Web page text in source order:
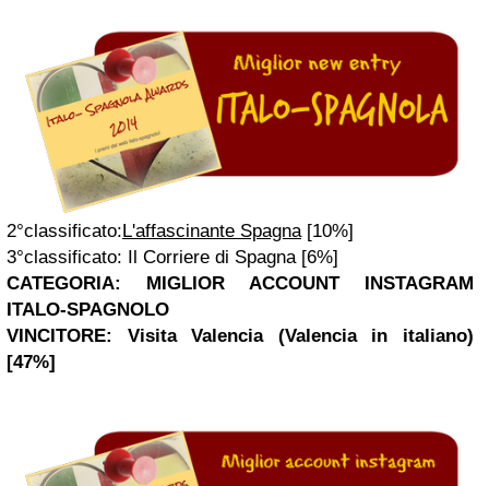
2°classificato: L'affascinante Spagna[10%]
3°classificato: Il Corriere di Spagna [6%]
CATEGORIA: MIGLIOR ACCOUNT INSTAGRAM
ITALO-SPAGNOLO
VINCITORE: VisitaValencia(Valencia in italiano)
[47%]